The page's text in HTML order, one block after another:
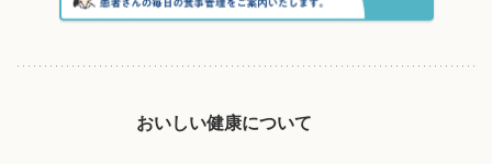
おいしい健康について